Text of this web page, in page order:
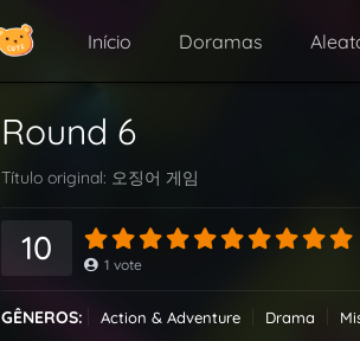
Início Doramas
Round 6
Título original: 오징어 게임
10 1 vote
GÊNEROS: Action & Adventure Drama